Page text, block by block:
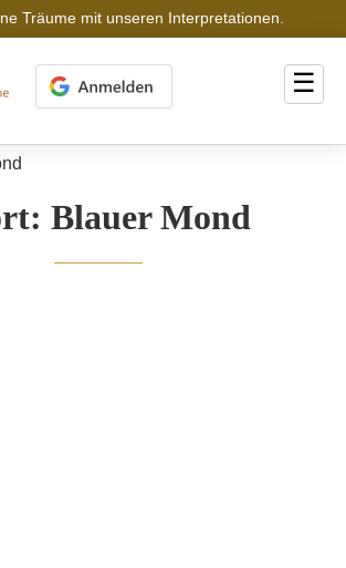
Träume mit unseren Interpretationen.
☰
Blauer Mond